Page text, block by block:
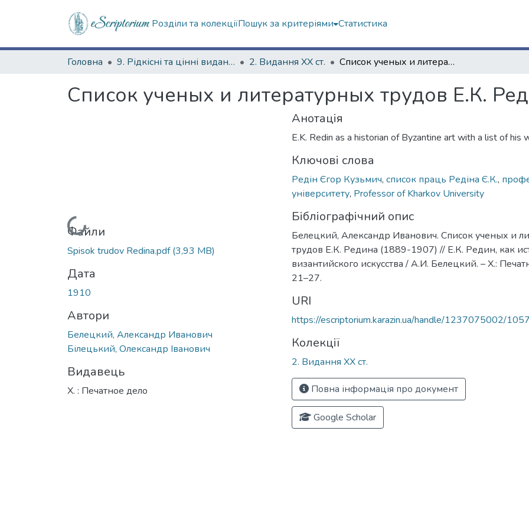
Розділи та колекціїПошук за критеріями Статистика
Головна 9. Рідкісні та цінні видання 2. Видання ХХ ст. Список ученых и литературных трудов Е.К. Редина (1889-1907)
Список ученых и литературных трудов Е.К.
Вантажиться...
Файли
Spisok trudov Redina.pdf(3,93 MB)
Дата
1910
Автори
Белецкий, Александр Иванович
Білецький, Олександр Іванович
Видавець
Х. : Печатное дело
Анотація
E.K. Redin as a historian of Byzantine art with a list of his
Ключові слова
Редін Єгор Кузьмич, список праць Редіна Є.К.,
університету, Professor of Kharkov University
Бібліографічний опис
Белецкий, Александр Иванович. Список ученых и
трудов Е.К. Редина (1889-1907) // Е.К. Редин, как
византийского искусства / А.И. Белецкий. – Х.:
21–27.
URI
https://escriptorium.karazin.ua/handle/1237075002/
Колекції
2. Видання ХХ ст.
Повна інформація про документ
Google Scholar